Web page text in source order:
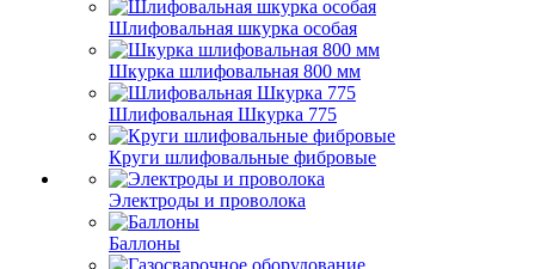
Шлифовальная шкурка особая
Шкурка шлифовальная 800 мм
Шлифовальная Шкурка 775
Круги шлифовальные фибровые
Электроды и проволока
Баллоны